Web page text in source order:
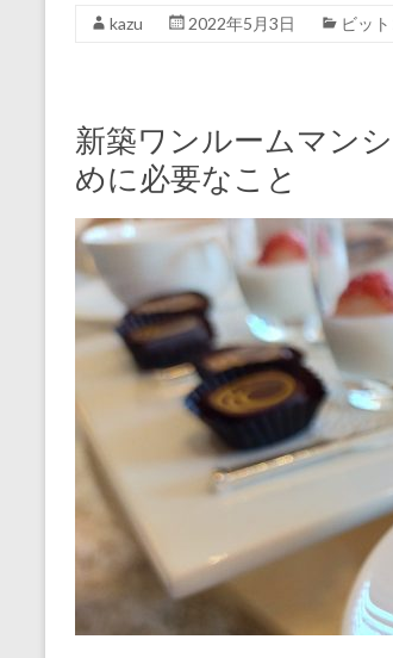
kazu 2022年5月3日 ビッ
新築ワンルームマン
めに必要なこと